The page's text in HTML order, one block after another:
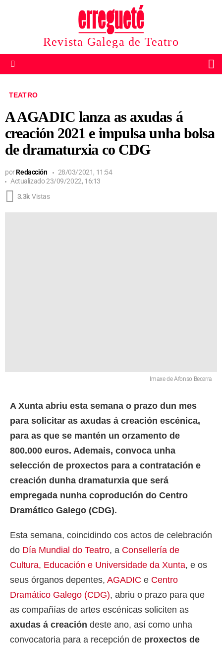
Revista Galega de Teatro
TEATRO
A AGADIC lanza as axudas á
creación 2021 e impulsa unha bolsa
de dramaturxia co CDG
por Redacción
28/03/2021, 11:54
Actualizado23/09/2022, 16:13
3.3k Vistas
Imaxe de Afonso Becerra
A Xunta abriu esta semana o prazo dun mes
para solicitar as axudas á creación escénica,
para as que se mantén un orzamento de
800.000 euros. Ademais, convoca unha
selección de proxectos para a contratación e
creación dunha dramaturxia que será
empregada nunha coprodución do Centro
Dramático Galego (CDG).
Esta semana, coincidindo cos actos de celebración
do Día Mundial do Teatro, a Consellería de
Cultura, Educación e Universidade da Xunta, e os
seus órganos depentes, AGADIC e Centro
Dramático Galego (CDG), abriu o prazo para que
as compañías de artes escénicas soliciten as
axudas á creación deste ano, así como unha
convocatoria para a recepción de proxectos de